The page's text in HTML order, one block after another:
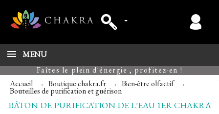
MENU
Faîtes le plein d'énergie , profitez-en !
Accueil
Boutique chakra.fr Bien-être olfactif
Bouteilles de purification et guérison
BÂTON DE PURIFICATION DE L'EAU 1ER CHAKRA